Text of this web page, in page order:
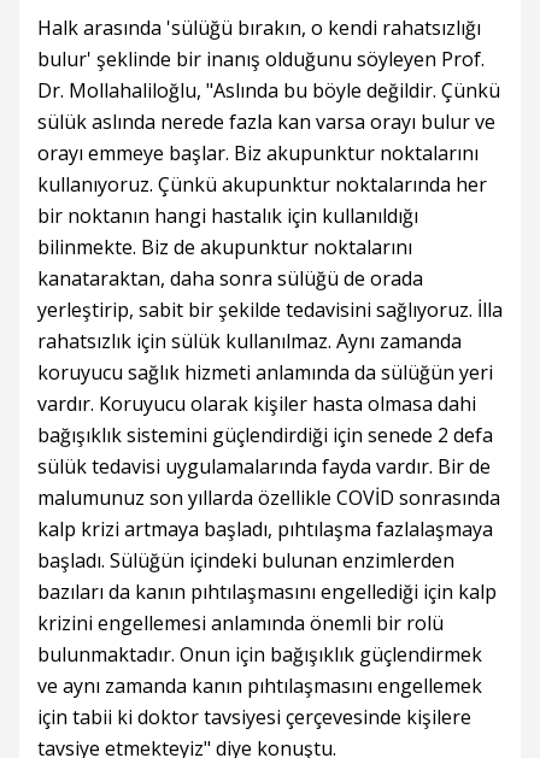
Halk arasında 'sülüğü bırakın, o kendi rahatsızlığı
bulur' şeklinde bir inanış olduğunu söyleyen Prof.
Dr. Mollahaliloğlu, "Aslında bu böyle değildir. Çünkü
sülük aslında nerede fazla kan varsa orayı bulur ve
orayı emmeye başlar. Biz akupunktur noktalarını
kullanıyoruz. Çünkü akupunktur noktalarında her
bir noktanın hangi hastalık için kullanıldığı
bilinmekte. Biz de akupunktur noktalarını
kanataraktan, daha sonra sülüğü de orada
yerleştirip, sabit bir şekilde tedavisini sağlıyoruz. İlla
rahatsızlık için sülük kullanılmaz. Aynı zamanda
koruyucu sağlık hizmeti anlamında da sülüğün yeri
vardır. Koruyucu olarak kişiler hasta olmasa dahi
bağışıklık sistemini güçlendirdiği için senede 2 defa
sülük tedavisi uygulamalarında fayda vardır. Bir de
malumunuz son yıllarda özellikle COVİD sonrasında
kalp krizi artmaya başladı, pıhtılaşma fazlalaşmaya
başladı. Sülüğün içindeki bulunan enzimlerden
bazıları da kanın pıhtılaşmasını engellediği için kalp
krizini engellemesi anlamında önemli bir rolü
bulunmaktadır. Onun için bağışıklık güçlendirmek
ve aynı zamanda kanın pıhtılaşmasını engellemek
için tabii ki doktor tavsiyesi çerçevesinde kişilere
tavsiye etmekteyiz" diye konuştu.